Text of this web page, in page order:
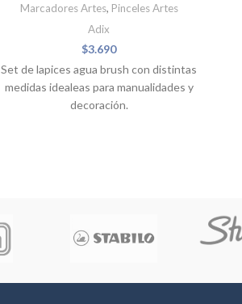
Marcadores Artes, Pinceles Artes
Adix
$3.690
Set de lapices agua brush con distintas
medidas idealeas para manualidades y
decoración.